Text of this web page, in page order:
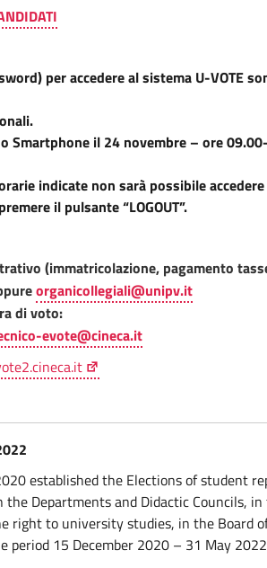
per accedere al sistema U-VOTE
Smartphone il 24 novembre – ore
indicate non sarà possibile
il pulsante “LOGOUT”.
(immatricolazione, pagamento
organicollegiali@unipv.it
di voto:
evote@cineca.it
established the Elections of student
Departments and Didactic Councils,
right to university studies, in the Board
15 December 2020 – 31 May 2022